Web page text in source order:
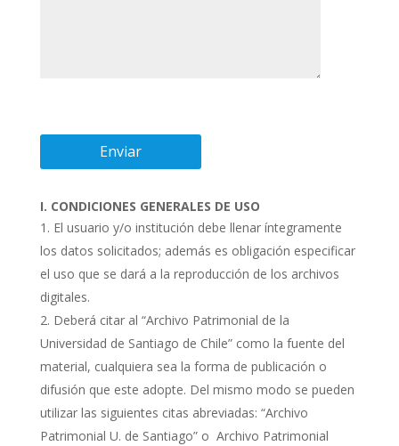
I. CONDICIONES GENERALES DE USO
El usuario y/o institución debe llenar íntegramente
los datos solicitados; además es obligación especificar
el uso que se dará a la reproducción de los archivos
digitales.
Deberá citar al “Archivo Patrimonial de la
Universidad de Santiago de Chile” como la fuente del
material, cualquiera sea la forma de publicación o
difusión que este adopte. Del mismo modo se pueden
utilizar las siguientes citas abreviadas: “Archivo
Patrimonial U. de Santiago” o Archivo Patrimonial